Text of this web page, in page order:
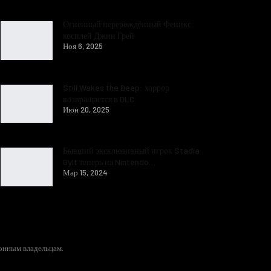
Ноя 6, 2025
Июн 20, 2025
Мар 15, 2024
владельцам.